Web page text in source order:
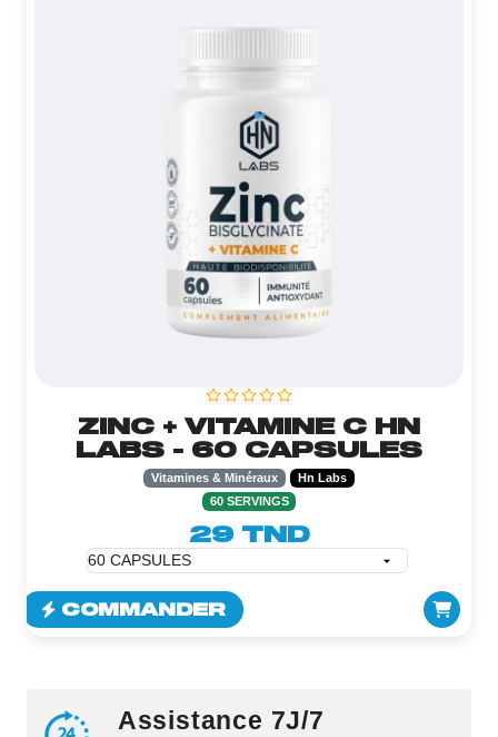
ZINC + VITAMINE C HN
LABS - 60 CAPSULES
Vitamines & Minéraux
Hn Labs
60 SERVINGS
29 TND
COMMANDER
Assistance 7J/7